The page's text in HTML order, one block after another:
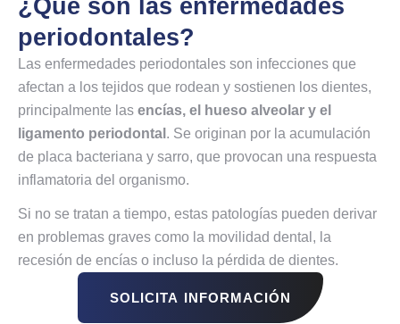
periodontales?
Las enfermedades periodontales son infecciones que
afectan a los tejidos que rodean y sostienen los dientes,
principalmente las encías, el hueso alveolar y el
ligamento periodontal . Se originan por la acumulación
de placa bacteriana y sarro, que provocan una respuesta
inflamatoria del organismo.
Si no se tratan a tiempo, estas patologías pueden derivar
en problemas graves como la movilidad dental, la
recesión de encías o incluso la pérdida de dientes.
SOLICITA INFORMACIÓN